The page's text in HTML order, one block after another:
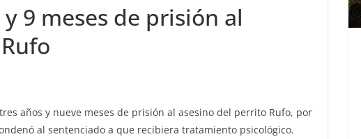
9 meses de prisión al
años y nueve meses de prisión al asesino del perrito Rufo, por
al sentenciado a que recibiera tratamiento psicológico.